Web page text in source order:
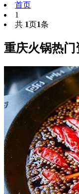
首页
1
共 1页1条
重庆火锅热门